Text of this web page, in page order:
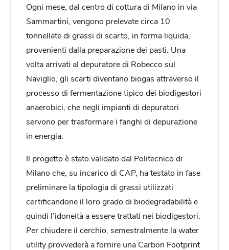
Ogni mese, dal centro di cottura di Milano in via
Sammartini, vengono prelevate circa 10
tonnellate di grassi di scarto, in forma liquida,
provenienti dalla preparazione dei pasti. Una
volta arrivati al depuratore di Robecco sul
Naviglio, gli scarti diventano biogas attraverso il
processo di fermentazione tipico dei biodigestori
anaerobici, che negli impianti di depuratori
servono per trasformare i fanghi di depurazione
in energia.
Il progetto è stato validato dal Politecnico di
Milano che, su incarico di CAP, ha testato in fase
preliminare la tipologia di grassi utilizzati
certificandone il loro grado di biodegradabilità e
quindi l’idoneità a essere trattati nei biodigestori.
Per chiudere il cerchio, semestralmente la water
utility provvederà a fornire una Carbon Footprint